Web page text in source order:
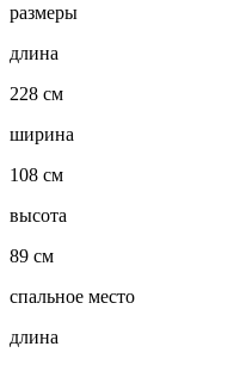
размеры
длина
228 см
ширина
108 см
высота
89 см
спальное место
длина